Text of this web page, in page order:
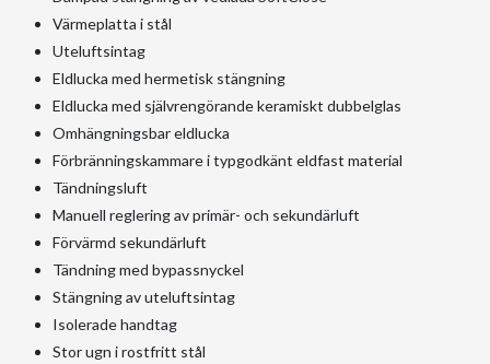
Värmeplatta i stål
Uteluftsintag
Eldlucka med hermetisk stängning
Eldlucka med självrengörande keramiskt dubbelglas
Omhängningsbar eldlucka
Förbränningskammare i typgodkänt eldfast material
Tändningsluft
Manuell reglering av primär- och sekundärluft
Förvärmd sekundärluft
Tändning med bypassnyckel
Stängning av uteluftsintag
Isolerade handtag
Stor ugn i rostfritt stål